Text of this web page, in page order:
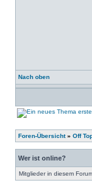
Nach oben
Foren-Übersicht» Off
Wer ist online?
Mitglieder in diesem